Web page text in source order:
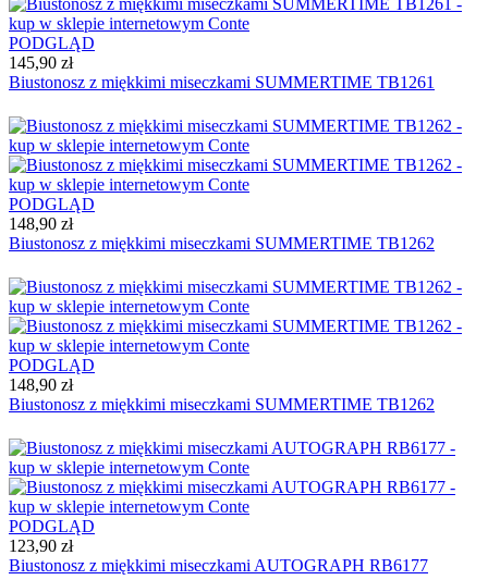
PODGLĄD
145,90 zł
Biustonosz z miękkimi miseczkami SUMMERTIME TB1261
PODGLĄD
148,90 zł
Biustonosz z miękkimi miseczkami SUMMERTIME TB1262
PODGLĄD
148,90 zł
Biustonosz z miękkimi miseczkami SUMMERTIME TB1262
PODGLĄD
123,90 zł
Biustonosz z miękkimi miseczkami AUTOGRAPH RB6177